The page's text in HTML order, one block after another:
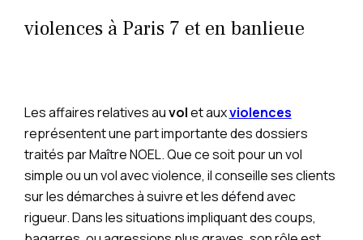
violences à Paris 7 et en banlieue
Les affaires relatives auvolet auxviolences
représentent une part importante des dossiers
traités par Maître NOEL. Que ce soit pour un vol
simple ou un vol avec violence, il conseille ses clients
sur les démarches à suivre et les défend avec
rigueur. Dans les situations impliquant des coups,